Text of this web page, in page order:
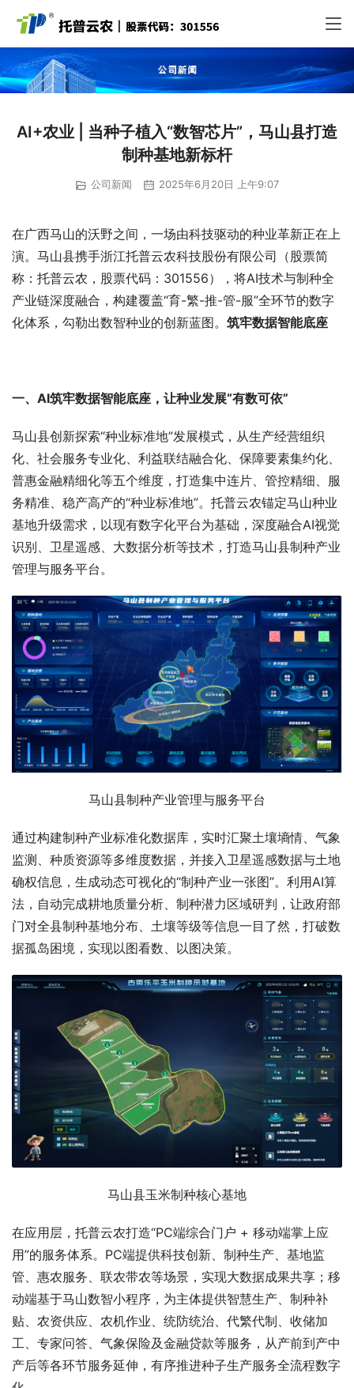
AI+农业 | 当种子植入“数智芯片”，马山县打造
制种基地新标杆
公司新闻 2025年6月20日 上午9:07
在广西马山的沃野之间，一场由科技驱动的种业革新正在上
演。马山县携手浙江托普云农科技股份有限公司（股票简
称：托普云农，股票代码：301556），将AI技术与制种全
产业链深度融合，构建覆盖“育-繁-推-管-服”全环节的数字
化体系，勾勒出数智种业的创新蓝图。 筑牢数据智能底座
一、AI筑牢数据智能底座 ，让种业发展“有数可依”
马山县创新探索“种业标准地”发展模式，从生产经营组织
化、社会服务专业化、利益联结融合化、保障要素集约化、
普惠金融精细化等五个维度，打造集中连片、管控精细、服
务精准、稳产高产的“种业标准地”。托普云农锚定马山种业
基地升级需求，以现有数字化平台为基础，深度融合AI视觉
识别、卫星遥感、大数据分析等技术，打造马山县制种产业
管理与服务平台。
马山县制种产业管理与服务平台
通过构建制种产业标准化数据库，实时汇聚土壤墒情、气象
监测、种质资源等多维度数据，并接入卫星遥感数据与土地
确权信息，生成动态可视化的“制种产业一张图”。利用AI算
法，自动完成耕地质量分析、制种潜力区域研判，让政府部
门对全县制种基地分布、土壤等级等信息一目了然，打破数
据孤岛困境，实现以图看数、以图决策。
马山县玉米制种核心基地
在应用层，托普云农打造“PC端综合门户 + 移动端掌上应
用”的服务体系。PC端提供科技创新、制种生产、基地监
管、惠农服务、联农带农等场景，实现大数据成果共享；移
动端基于马山数智小程序，为主体提供智慧生产、制种补
贴、农资供应、农机作业、统防统治、代繁代制、收储加
工、专家问答、气象保险及金融贷款等服务，从产前到产中
产后等各环节服务延伸，有序推进种子生产服务全流程数字